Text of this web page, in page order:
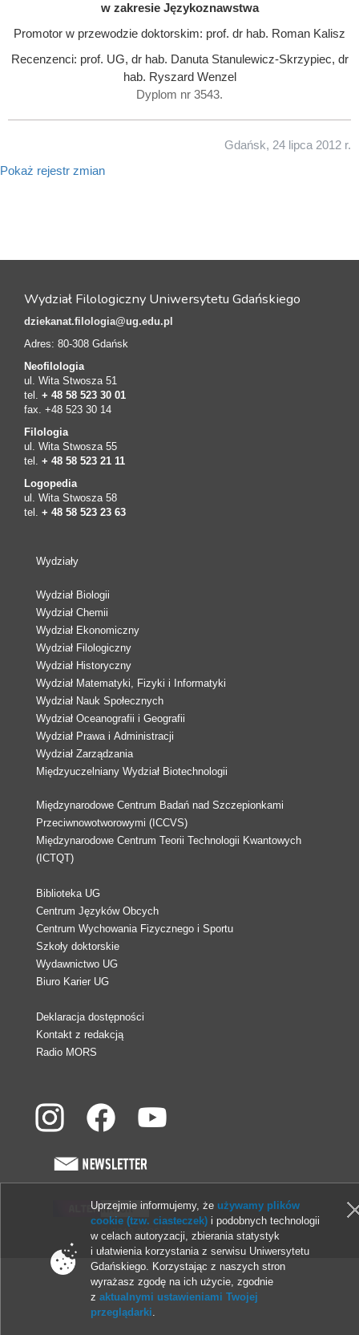
w zakresie Językoznawstwa
Promotor w przewodzie doktorskim: prof. dr hab. Roman Kalisz
Recenzenci: prof. UG, dr hab. Danuta Stanulewicz-Skrzypiec, dr
hab. Ryszard Wenzel
Dyplom nr 3543.
Gdańsk, 24 lipca 2012 r.
Pokaż rejestr zmian
Wydział Filologiczny Uniwersytetu Gdańskiego
dziekanat.filologia@ug.edu.pl
Adres: 80-308 Gdańsk
Neofilologia
ul. Wita Stwosza 51
tel. + 48 58 523 30 01
fax. +48 523 30 14
Filologia
ul. Wita Stwosza 55
tel. + 48 58 523 21 11
Logopedia
ul. Wita Stwosza 58
tel. + 48 58 523 23 63
Wydziały
Wydział Biologii
Wydział Chemii
Wydział Ekonomiczny
Wydział Filologiczny
Wydział Historyczny
Wydział Matematyki, Fizyki i Informatyki
Wydział Nauk Społecznych
Wydział Oceanografii i Geografii
Wydział Prawa i Administracji
Wydział Zarządzania
Międzyuczelniany Wydział Biotechnologii
Międzynarodowe Centrum Badań nad Szczepionkami
Przeciwnowotworowymi (ICCVS)
Międzynarodowe Centrum Teorii Technologii Kwantowych
(ICTQT)
Biblioteka UG
Centrum Języków Obcych
Centrum Wychowania Fizycznego i Sportu
Szkoły doktorskie
Wydawnictwo UG
Biuro Karier UG
Deklaracja dostępności
Kontakt z redakcją
Radio MORS
© 2013-2026 Uniwersytet Gdański
Uprzejmie informujemy, że używamy plików
cookie (tzw. ciasteczek) i podobnych technologii
w celach autoryzacji, zbierania statystyk
i ułatwienia korzystania z serwisu Uniwersytetu
Gdańskiego. Korzystając z naszych stron
wyrażasz zgodę na ich użycie, zgodnie
zaktualnymi ustawieniami Twojej
przeglądarki.